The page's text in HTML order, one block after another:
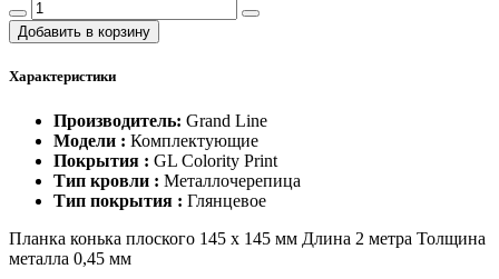
Добавить в корзину
Характеристики
Производитель: Grand Line
Модели : Комплектующие
Покрытия : GL Colority Print
Тип кровли : Металлочерепица
Тип покрытия : Глянцевое
Планка конька плоского 145 х 145 мм Длина 2 метра Толщина
металла 0,45 мм